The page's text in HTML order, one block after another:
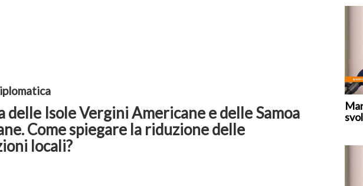
delle Isole Vergini Americane e delle Samoa
Come spiegare la riduzione delle
locali?